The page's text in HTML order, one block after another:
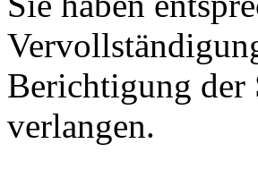
Berichtigung der
verlangen.